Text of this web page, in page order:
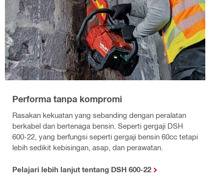
Performa tanpa kompromi
Rasakan kekuatan yang sebanding dengan peralatan
berkabel dan bertenaga bensin. Seperti gergaji DSH
600-22, yang berfungsi seperti gergaji bensin 60cc tetapi
lebih sedikit kebisingan, asap, dan perawatan.
Pelajari lebih lanjut tentang DSH 600-22